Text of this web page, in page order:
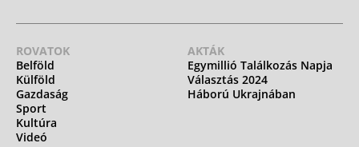
ROVATOK
Belföld
Külföld
Gazdaság
Sport
Kultúra
Videó
AKTÁK
Egymillió Találkozás Napja
Választás 2024
Háború Ukrajnában